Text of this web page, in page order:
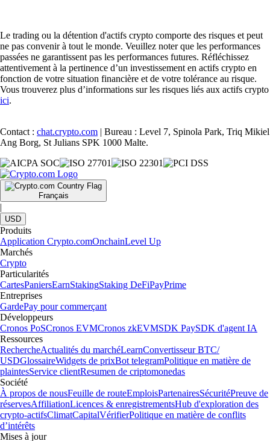
Le trading ou la détention d'actifs crypto comporte des risques et peut
ne pas convenir à tout le monde. Veuillez noter que les performances
passées ne garantissent pas les performances futures. Réfléchissez
attentivement à la pertinence d’un investissement en actifs crypto en
fonction de votre situation financière et de votre tolérance au risque.
Vous trouverez plus d’informations sur les risques liés aux actifs crypto
ici.
Contact : chat.crypto.com | Bureau : Level 7, Spinola Park, Triq Mikiel
Ang Borg, St Julians SPK 1000 Malte.
Français
|
USD
Produits
Application Crypto.comOnchainLevel Up
Marchés
Crypto
Particularités
CartesPaniersEarnStakingStaking DeFiPayPrime
Entreprises
GardePay pour commerçant
Développeurs
Cronos PoSCronos EVMCronos zkEVMSDK PaySDK d'agent IA
Ressources
RechercheActualités du marchéLearnConvertisseur BTC/
USDGlossaireWidgets de prixBot telegramPolitique en matière de
plaintesService clientResumen de criptomonedas
Société
À propos de nousFeuille de routeEmploisPartenairesSécuritéPreuve de
réservesAffiliationLicences & enregistrementsHub d'exploration des
crypto-actifsClimatCapitalVérifierPolitique en matière de conflits
d’intérêts
Mises à jour